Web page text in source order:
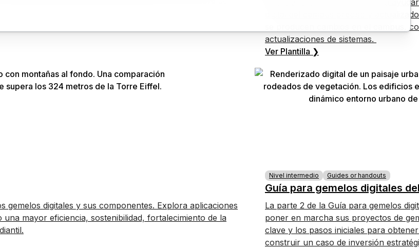
Esta plantilla está diseñada para
digital del campus preciso y
se producen cambios en el campus,
actualizaciones de sistemas.
Ver Plantilla ❯
gemelos digitales y sus componentes. Explora aplicaciones
mayor eficiencia, sostenibilidad, fortalecimiento de la
Nivel intermedio Guides or handouts
Guía para gemelos digitales
La parte 2 de la Guía para gemelos
poner en marcha sus proyectos de
clave y los pasos iniciales para
construir un caso de inversión